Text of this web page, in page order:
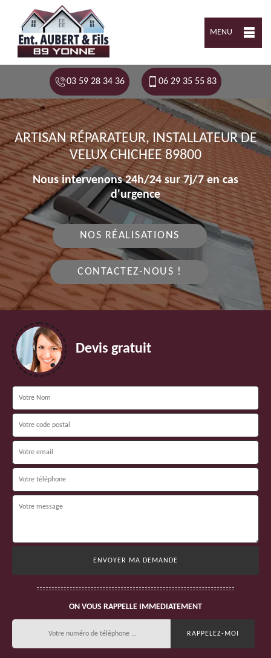
MENU
03 59 28 34 36 06 29 35 55 83
ARTISAN RÉPARATEUR, INSTALLATEUR DE
VELUX CHICHEE 89800
Nous intervenons 24h/24 sur 7j/7 en cas
d'urgence
NOS RÉALISATIONS
CONTACTEZ-NOUS !
Devis gratuit
ON VOUS RAPPELLE IMMEDIATEMENT